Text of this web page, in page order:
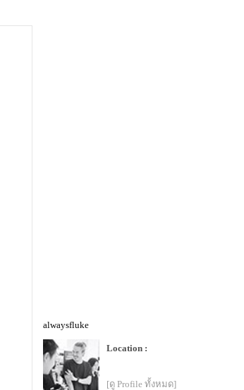
alwaysfluke
Location :
[ดู Profile ทั้งหมด]